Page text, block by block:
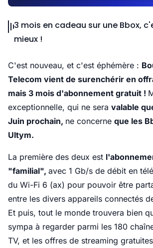
3 mois en cadeau sur une Bbox,
mieux !
C'est nouveau, et c'est éphémère :
Telecom vient de surenchérir en
mais 3 mois d'abonnement gratuit !
exceptionnelle, qui ne sera valable
Juin prochain, ne concerne que les
Ultym.
La première des deux est
"familial", avec 1 Gb/s de débit en
du Wi-Fi 6 (ax) pour pouvoir être
entre les divers appareils connectés
Et puis, tout le monde trouvera bien
sympa à regarder parmi les 180
TV, et les offres de streaming